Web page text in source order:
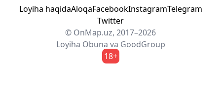
Loyiha haqidaAloqaFacebookInstagramTelegram
Twitter
© OnMap.uz, 2017–2026
Loyiha Obuna va GoodGroup
18+